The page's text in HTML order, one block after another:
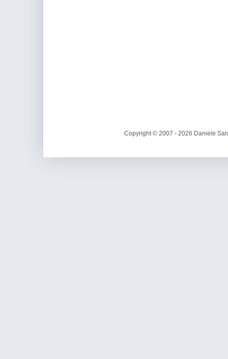
Copyright © 2007 - 2026 Daniele